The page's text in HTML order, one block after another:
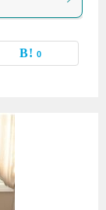
0